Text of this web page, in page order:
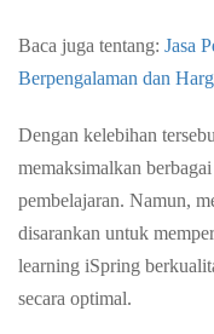
Baca juga tentang: Jasa
Berpengalaman dan
Dengan kelebihan
memaksimalkan
pembelajaran. Namun,
disarankan untuk
learning iSpring
secara optimal.